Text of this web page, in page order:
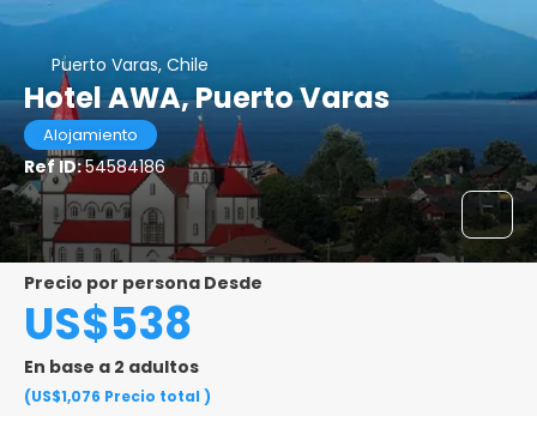
Puerto Varas, Chile
Hotel AWA, Puerto Varas
Alojamiento
Ref ID:54584186
Precio por persona Desde
US$538
En base a 2 adultos
(US$1,076 Precio total )